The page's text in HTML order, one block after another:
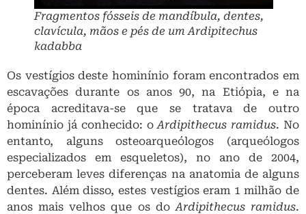
Fragmentos fósseis de mandíbula, dentes,
clavícula, mãos e pés de umArdipitechus
kadabba
Os vestígios deste hominínio foram encontrados em
escavações durante os anos 90, na Etiópia, e na
época acreditava-se que se tratava de outro
hominínio já conhecido: oArdipithecus ramidus. No
entanto, alguns osteoarqueólogos (arqueólogos
especializados em esqueletos), no ano de 2004,
perceberam leves diferenças na anatomia de alguns
dentes. Além disso, estes vestígios eram 1 milhão de
anos mais velhos que os doArdipithecus ramidus.